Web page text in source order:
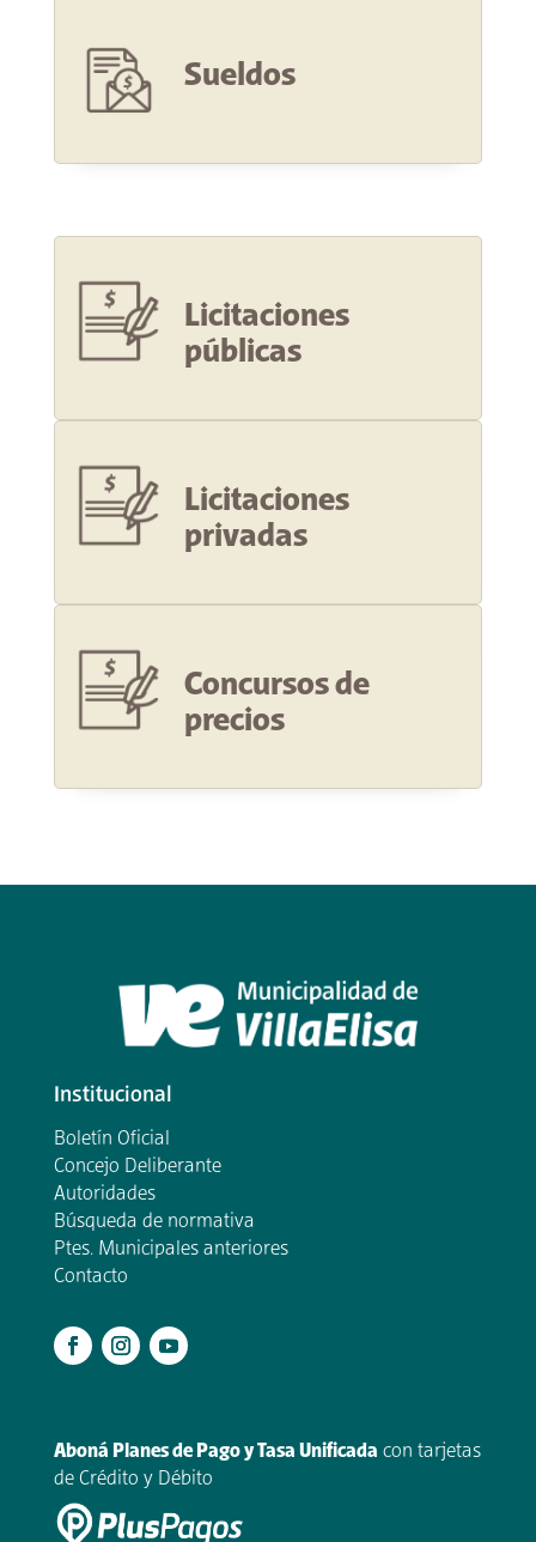
Sueldos
Licitaciones
públicas
Licitaciones
privadas
Concursos de
precios
Institucional
Boletín Oficial
Concejo Deliberante
Autoridades
Búsqueda de normativa
Ptes. Municipales anteriores
Contacto
Aboná Planes de Pago y Tasa Unificada con tarjetas
de Crédito y Débito